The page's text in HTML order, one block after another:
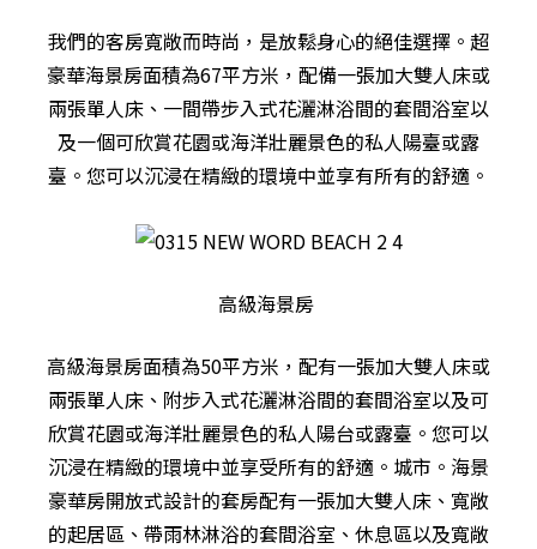
我們的客房寬敞而時尚，是放鬆身心的絕佳選擇。超
豪華海景房面積為67平方米，配備一張加大雙人床或
兩張單人床、一間帶步入式花灑淋浴間的套間浴室以
及一個可欣賞花園或海洋壯麗景色的私人陽臺或露
臺。您可以沉浸在精緻的環境中並享有所有的舒適。
高級海景房
高級海景房面積為50平方米，配有一張加大雙人床或
兩張單人床、附步入式花灑淋浴間的套間浴室以及可
欣賞花園或海洋壯麗景色的私人陽台或露臺。您可以
沉浸在精緻的環境中並享受所有的舒適。城市。海景
豪華房開放式設計的套房配有一張加大雙人床、寬敞
的起居區、帶雨林淋浴的套間浴室、休息區以及寬敞